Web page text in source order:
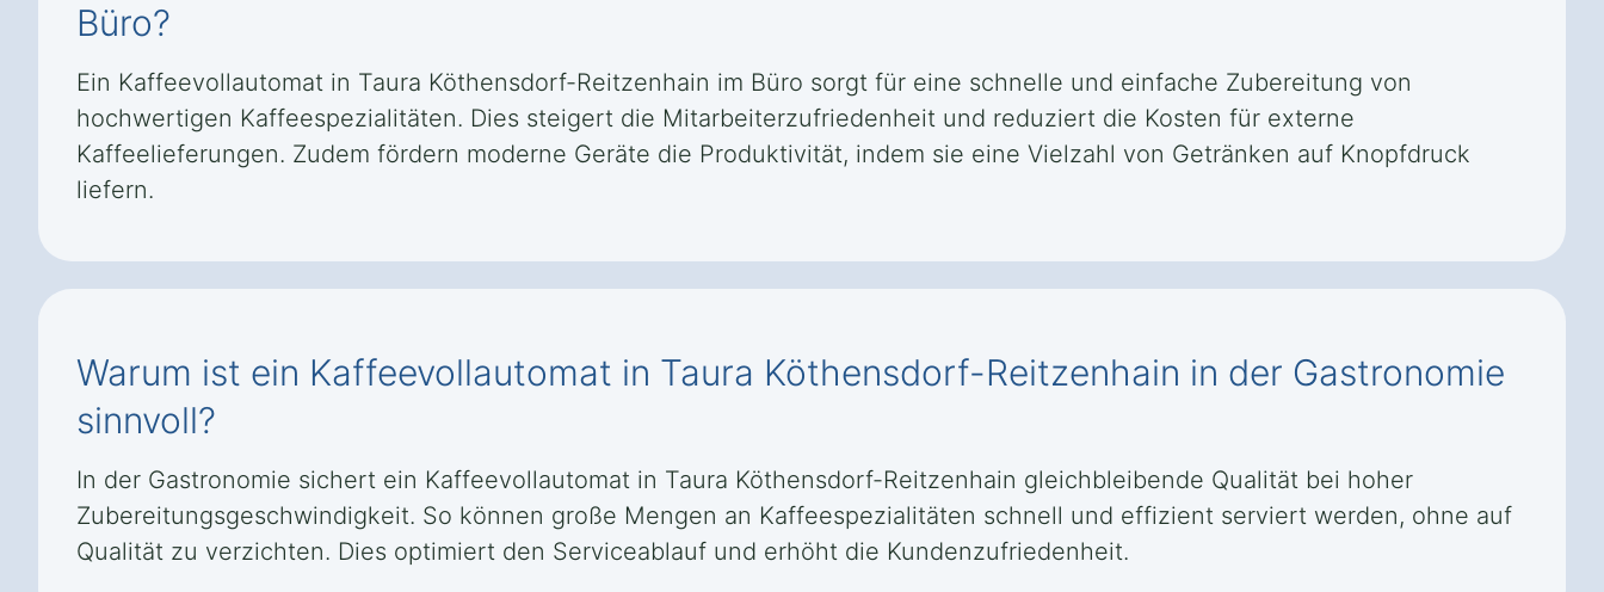
Büro?
Ein Kaffeevollautomat in Taura Köthensdorf-Reitzenhain im Büro sorgt für eine schnelle und einfache Zubereitung von
hochwertigen Kaffeespezialitäten. Dies steigert die Mitarbeiterzufriedenheit und reduziert die Kosten für externe
Kaffeelieferungen. Zudem fördern moderne Geräte die Produktivität, indem sie eine Vielzahl von Getränken auf Knopfdruck
liefern.
Warum ist ein Kaffeevollautomat in Taura Köthensdorf-Reitzenhain in der Gastronomie
sinnvoll?
In der Gastronomie sichert ein Kaffeevollautomat in Taura Köthensdorf-Reitzenhain gleichbleibende Qualität bei hoher
Zubereitungsgeschwindigkeit. So können große Mengen an Kaffeespezialitäten schnell und effizient serviert werden, ohne auf
Qualität zu verzichten. Dies optimiert den Serviceablauf und erhöht die Kundenzufriedenheit.